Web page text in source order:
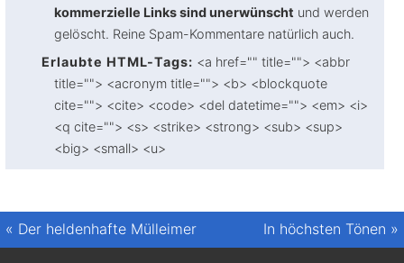
kommerzielle Links sind unerwünscht und werden
gelöscht. Reine Spam-Kommentare natürlich auch.
Erlaubte HTML-Tags: <a href="" title=""> <abbr
title=""> <acronym title=""> <b> <blockquote
cite=""> <cite> <code> <del datetime=""> <em> <i>
<q cite=""> <s> <strike> <strong> <sub> <sup>
<big> <small> <u>
« Der heldenhafte Mülleimer In höchsten Tönen »